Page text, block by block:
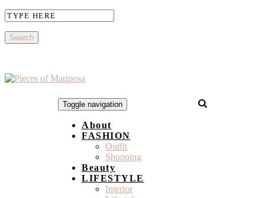
Toggle navigation
About
FASHION
Outfit
Shopping
Beauty
LIFESTYLE
Interior